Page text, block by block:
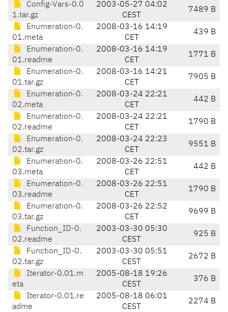
Config-Vars-0.0
1.tar.gz
2003-05-27 04:02
CEST
7489 B
Enumeration-0.
01.meta
2008-03-16 14:19
CET
439 B
Enumeration-0.
01.readme
2008-03-16 14:19
CET
1771 B
Enumeration-0.
01.tar.gz
2008-03-16 14:21
CET
7905 B
Enumeration-0.
02.meta
2008-03-24 22:21
CET
442 B
Enumeration-0.
02.readme
2008-03-24 22:21
CET
1790 B
Enumeration-0.
02.tar.gz
2008-03-24 22:23
CET
9551 B
Enumeration-0.
03.meta
2008-03-26 22:51
CET
442 B
Enumeration-0.
03.readme
2008-03-26 22:51
CET
1790 B
Enumeration-0.
03.tar.gz
2008-03-26 22:52
CET
9699 B
Function_ID-0.
02.readme
2003-03-30 05:30
CEST
925 B
Function_ID-0.
02.tar.gz
2003-03-30 05:51
CEST
2672 B
Iterator-0.01.m
eta
2005-08-18 19:26
CEST
376 B
Iterator-0.01.re
adme
2005-08-18 06:01
CEST
2274 B